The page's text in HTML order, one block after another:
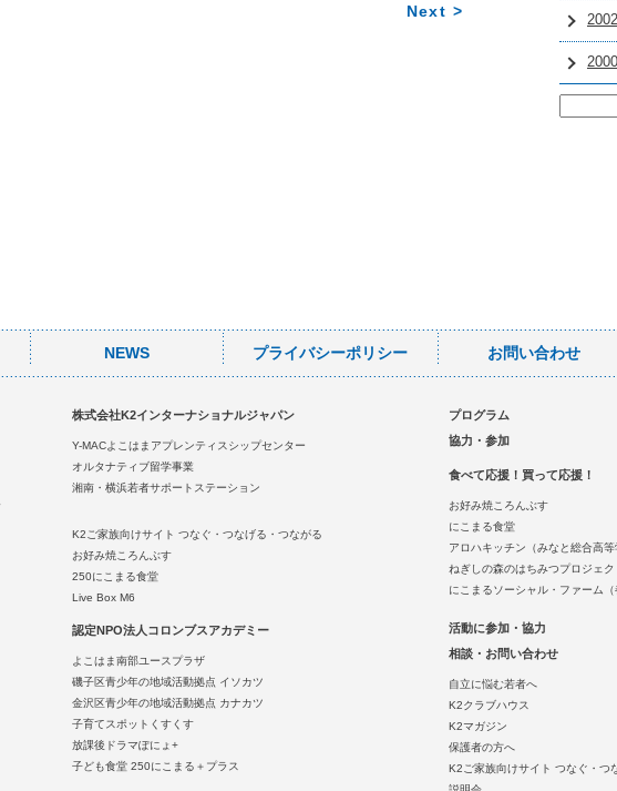
Next >
NEWS プライバシーポリシー お問い合わせ
株式会社K2インターナショナルジャパン
Y-MACよこはまアプレンティスシップセンター
オルタナティブ留学事業
湘南・横浜若者サポートステーション
K2ご家族向けサイト つなぐ・つなげる・つながる
お好み焼ころんぶす
250にこまる食堂
Live Box M6
認定NPO法人コロンブスアカデミー
よこはま南部ユースプラザ
磯子区青少年の地域活動拠点 イソカツ
金沢区青少年の地域活動拠点 カナカツ
子育てスポットくすくす
放課後ドラマぽにょ+
子ども食堂 250にこまる＋プラス
プログラム
協力・参加
食べて応援！買って応援！
お好み焼ころんぶす
にこまる食堂
アロハキッチン（みなと総合高等
ねぎしの森のはちみつプロジェク
にこまるソーシャル・ファーム（
活動に参加・協力
相談・お問い合わせ
自立に悩む若者へ
K2クラブハウス
K2マガジン
保護者の方へ
K2ご家族向けサイト つなぐ・つ